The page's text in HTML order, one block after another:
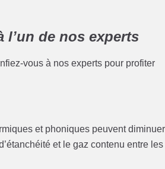
l’un de nos experts
vous à nos experts pour profiter
et phoniques peuvent diminuer
et le gaz contenu entre les